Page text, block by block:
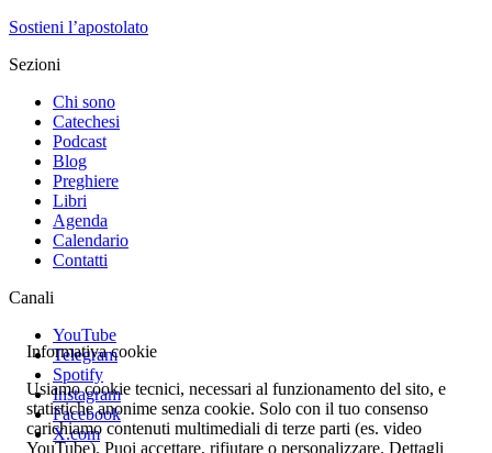
Sostieni l’apostolato
Sezioni
Chi sono
Catechesi
Podcast
Blog
Preghiere
Libri
Agenda
Calendario
Contatti
Canali
YouTube
Telegram
Spotify
Instagram
Facebook
X.com
Informativa cookie
Usiamo cookie tecnici, necessari al funzionamento del sito, e
statistiche anonime senza cookie. Solo con il tuo consenso
carichiamo contenuti multimediali di terze parti (es. video
YouTube). Puoi accettare, rifiutare o personalizzare. Dettagli